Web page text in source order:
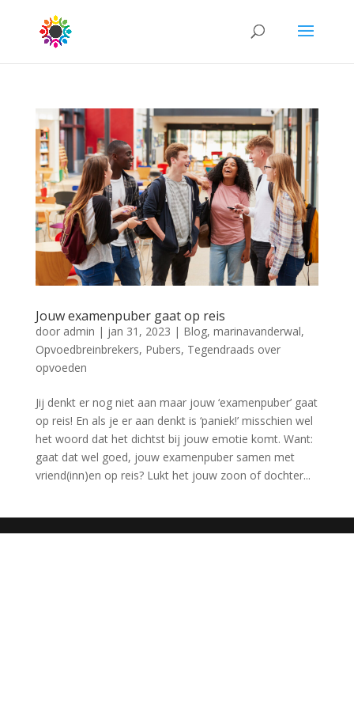
Jouw examenpuber gaat op reis
door admin | jan 31, 2023 | Blog, marinavanderwal,
Opvoedbreinbrekers, Pubers, Tegendraads over
opvoeden
Jij denkt er nog niet aan maar jouw ‘examenpuber’ gaat
op reis! En als je er aan denkt is ‘paniek!’ misschien wel
het woord dat het dichtst bij jouw emotie komt. Want:
gaat dat wel goed, jouw examenpuber samen met
vriend(inn)en op reis? Lukt het jouw zoon of dochter...